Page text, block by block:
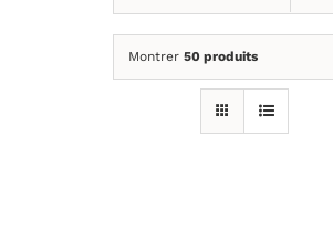
Montrer 50 produits